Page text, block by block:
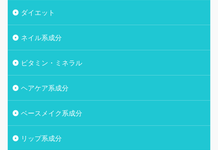
ダイエット
ネイル系成分
ビタミン・ミネラル
ヘアケア系成分
ベースメイク系成分
リップ系成分